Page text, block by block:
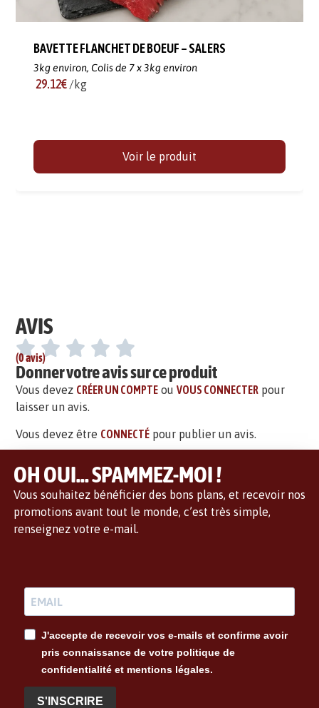
BAVETTE FLANCHET DE BOEUF – SALERS
3kg environ, Colis de 7 x 3kg environ
29.12€ /kg
Voir le produit
AVIS
(0 avis)
Donner votre avis sur ce produit
Vous devez CRÉER UN COMPTE ouVOUS CONNECTER pour
laisser un avis.
Vous devez être CONNECTÉ pour publier un avis.
OH OUI... SPAMMEZ-MOI !
Vous souhaitez bénéficier des bons plans, et recevoir nos
promotions avant tout le monde, c’est très simple,
renseignez votre e-mail.
J'accepte de recevoir vos e-mails et confirme avoir
pris connaissance de votre politique de
confidentialité et mentions légales.
S'INSCRIRE